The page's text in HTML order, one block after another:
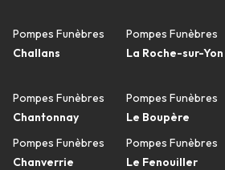
Pompes Funèbres
Challans
Pompes Funèbres
Chantonnay
Pompes Funèbres
Chanverrie
Pompes Funèbres
La Roche-sur-Yon
Pompes Funèbres
Le Boupère
Pompes Funèbres
Le Fenouiller